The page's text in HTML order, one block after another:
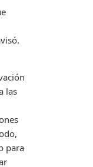
las
para